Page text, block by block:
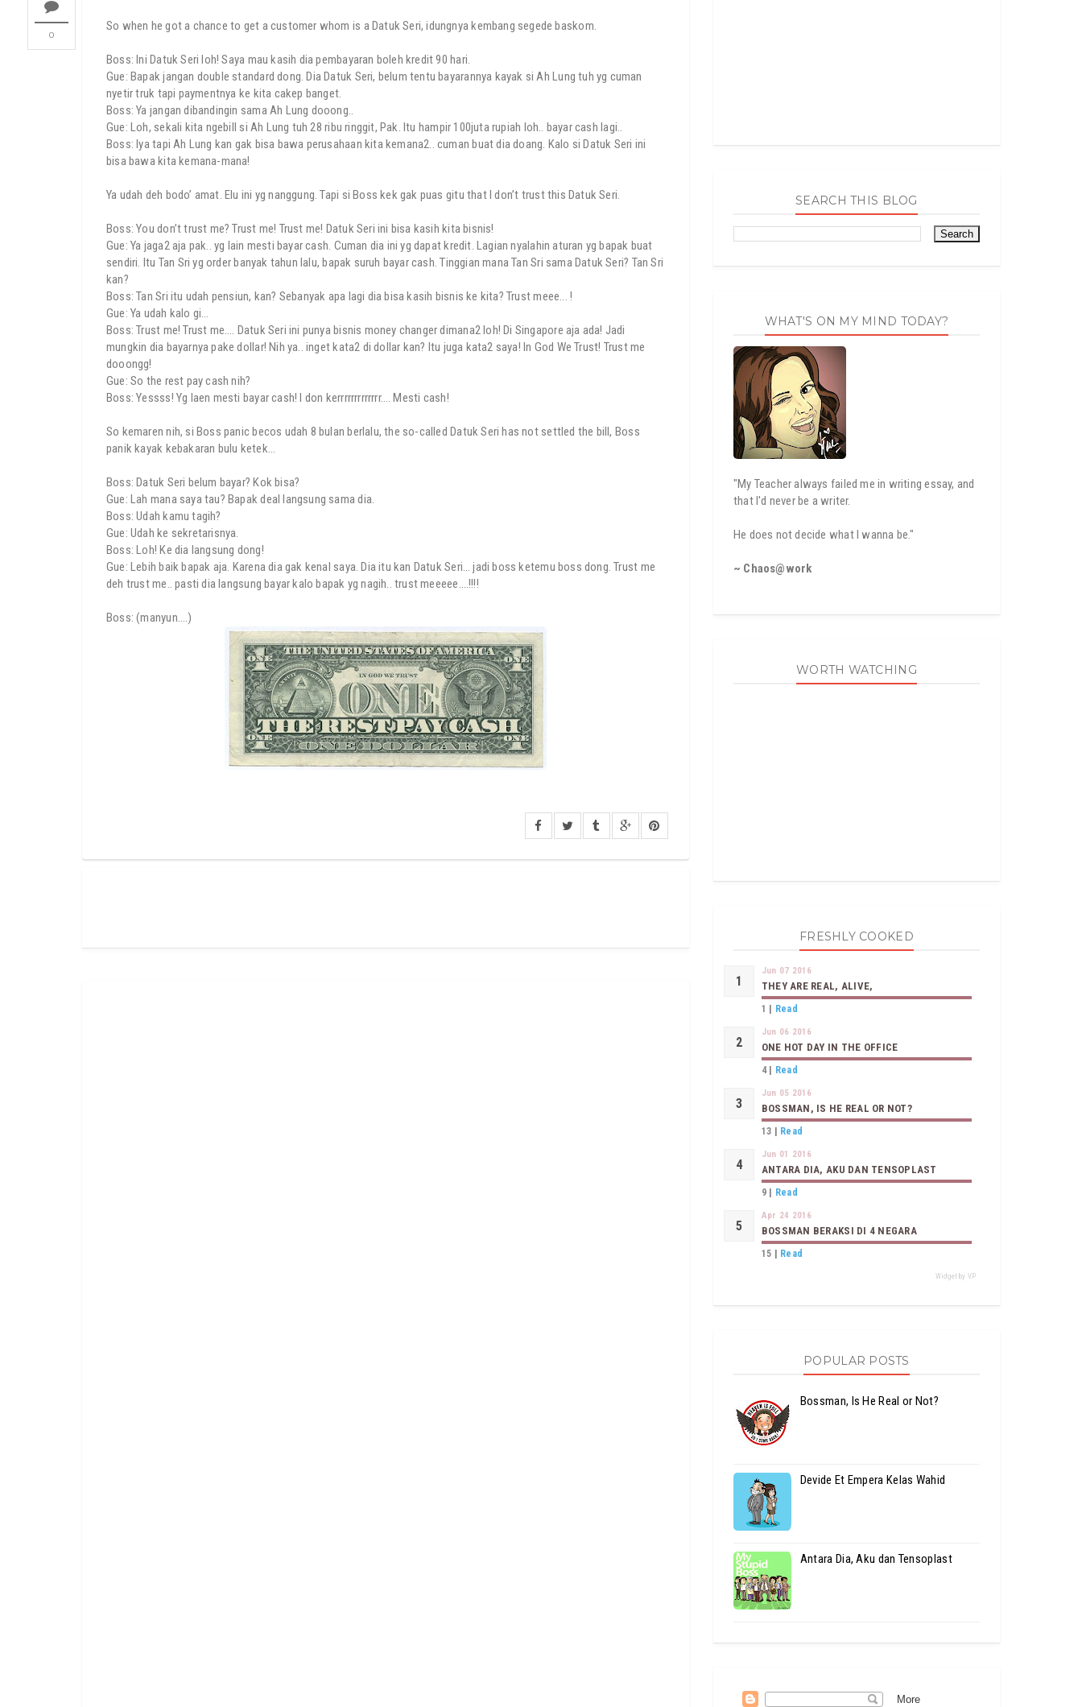
0
So when he got a chance to get a customer whom is a Datuk Seri, idungnya kembang segede baskom.
Boss: Ini Datuk Seri loh! Saya mau kasih dia pembayaran boleh kredit 90 hari.
Gue: Bapak jangan double standard dong. Dia Datuk Seri, belum tentu bayarannya kayak si Ah Lung tuh yg cuman
nyetir truk tapi paymentnya ke kita cakep banget.
Boss: Ya jangan dibandingin sama Ah Lung dooong..
Gue: Loh, sekali kita ngebill si Ah Lung tuh 28 ribu ringgit, Pak. Itu hampir 100juta rupiah loh.. bayar cash lagi..
Boss: Iya tapi Ah Lung kan gak bisa bawa perusahaan kita kemana2.. cuman buat dia doang. Kalo si Datuk Seri ini
bisa bawa kita kemana-mana!
Ya udah deh bodo’ amat. Elu ini yg nanggung. Tapi si Boss kek gak puas gitu that I don’t trust this Datuk Seri.
Boss: You don’t trust me? Trust me! Trust me! Datuk Seri ini bisa kasih kita bisnis!
Gue: Ya jaga2 aja pak.. yg lain mesti bayar cash. Cuman dia ini yg dapat kredit. Lagian nyalahin aturan yg bapak buat
sendiri. Itu Tan Sri yg order banyak tahun lalu, bapak suruh bayar cash. Tinggian mana Tan Sri sama Datuk Seri? Tan Sri
kan?
Boss: Tan Sri itu udah pensiun, kan? Sebanyak apa lagi dia bisa kasih bisnis ke kita? Trust meee... !
Gue: Ya udah kalo gi…
Boss: Trust me! Trust me…. Datuk Seri ini punya bisnis money changer dimana2 loh! Di Singapore aja ada! Jadi
mungkin dia bayarnya pake dollar! Nih ya.. inget kata2 di dollar kan? Itu juga kata2 saya! In God We Trust! Trust me
dooongg!
Gue: So the rest pay cash nih?
Boss: Yessss! Yg laen mesti bayar cash! I don kerrrrrrrrrrrrr…. Mesti cash!
So kemaren nih, si Boss panic becos udah 8 bulan berlalu, the so-called Datuk Seri has not settled the bill, Boss
panik kayak kebakaran bulu ketek…
Boss: Datuk Seri belum bayar? Kok bisa?
Gue: Lah mana saya tau? Bapak deal langsung sama dia.
Boss: Udah kamu tagih?
Gue: Udah ke sekretarisnya.
Boss: Loh! Ke dia langsung dong!
Gue: Lebih baik bapak aja. Karena dia gak kenal saya. Dia itu kan Datuk Seri… jadi boss ketemu boss dong. Trust me
deh trust me.. pasti dia langsung bayar kalo bapak yg nagih.. trust meeeee….!!!!
Boss: (manyun….)
SEARCH THIS BLOG
WHAT'S ON MY MIND TODAY?
"My Teacher always failed me in writing essay, and
that I'd never be a writer.
He does not decide what I wanna be."
~ Chaos@work
WORTH WATCHING
FRESHLY COOKED
Jun 07 2016
THEY ARE REAL, ALIVE,
1 Read
Jun 06 2016
ONE HOT DAY IN THE OFFICE
4| Read
Jun 05 2016
BOSSMAN, IS HE REAL OR NOT?
13 Read
Jun 01 2016
ANTARA DIA, AKU DAN TENSOPLAST
9 Read
Apr 24 2016
BOSSMAN BERAKSI DI 4 NEGARA
15 Read
Widget by VP
POPULAR POSTS
Bossman, Is He Real or Not?
Devide Et Empera Kelas Wahid
Antara Dia, Aku dan Tensoplast